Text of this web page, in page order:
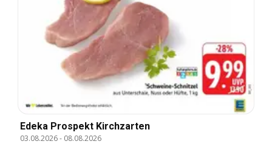
Edeka Prospekt Kirchzarten
03.08.2026- 08.08.2026